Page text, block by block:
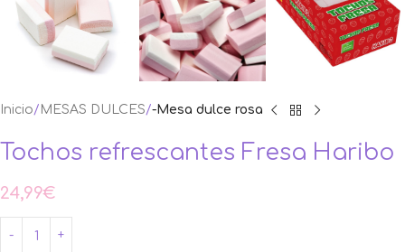
Inicio MESAS DULCES -Mesa dulce rosa
Tochos refrescantes Fresa Haribo
24,99€